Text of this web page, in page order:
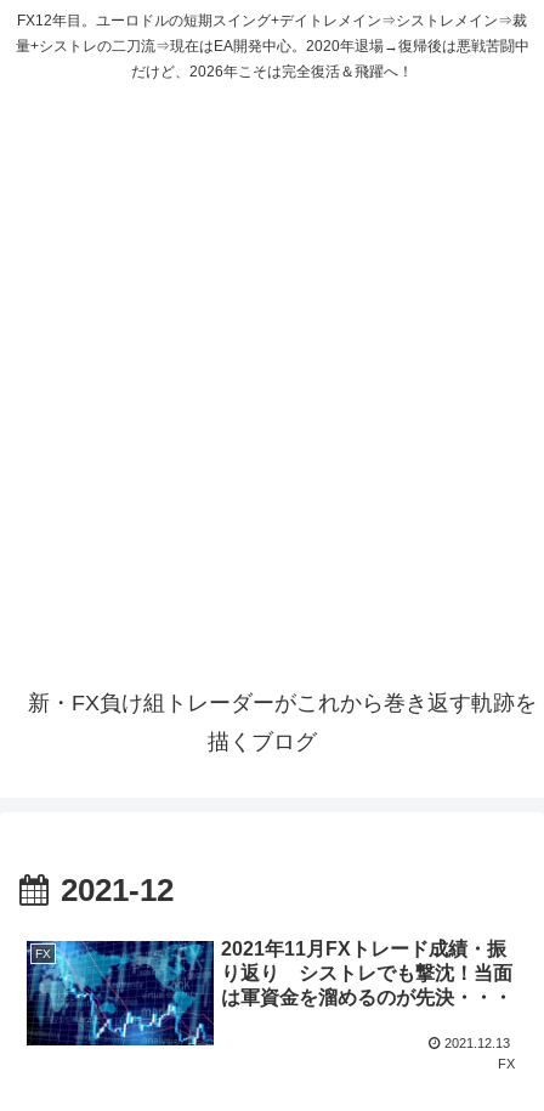
FX12年目。ユーロドルの短期スイング+デイトレメイン⇒シストレメイン⇒裁
量+シストレの二刀流⇒現在はEA開発中心。2020年退場→復帰後は悪戦苦闘中
だけど、2026年こそは完全復活＆飛躍へ！
新・FX負け組トレーダーがこれから巻き返す軌跡を
描くブログ
2021-12
FX
2021年11月FXトレード成績・振
り返り シストレでも撃沈！当面
は軍資金を溜めるのが先決・・・
2021.12.13
FX